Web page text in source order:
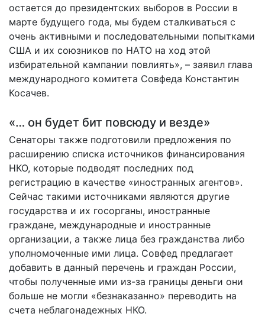
остается до президентских выборов в России в
марте будущего года, мы будем сталкиваться с
очень активными и последовательными попытками
США и их союзников по НАТО на ход этой
избирательной кампании повлиять», – заявил глава
международного комитета Совфеда Константин
Косачев.
«… он будет бит повсюду и везде»
Сенаторы также подготовили предложения по
расширению списка источников финансирования
НКО, которые подводят последних под
регистрацию в качестве «иностранных агентов».
Сейчас такими источниками являются другие
государства и их госорганы, иностранные
граждане, международные и иностранные
организации, а также лица без гражданства либо
уполномоченные ими лица. Совфед предлагает
добавить в данный перечень и граждан России,
чтобы полученные ими из-за границы деньги они
больше не могли «безнаказанно» переводить на
счета неблагонадежных НКО.